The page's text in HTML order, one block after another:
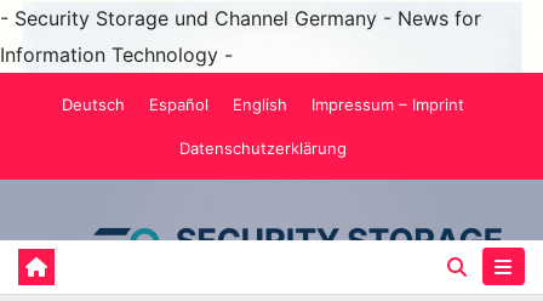
- Security Storage und Channel Germany - News for
Information Technology -
Deutsch Español English Impressum – Imprint
Datenschutzerklärung